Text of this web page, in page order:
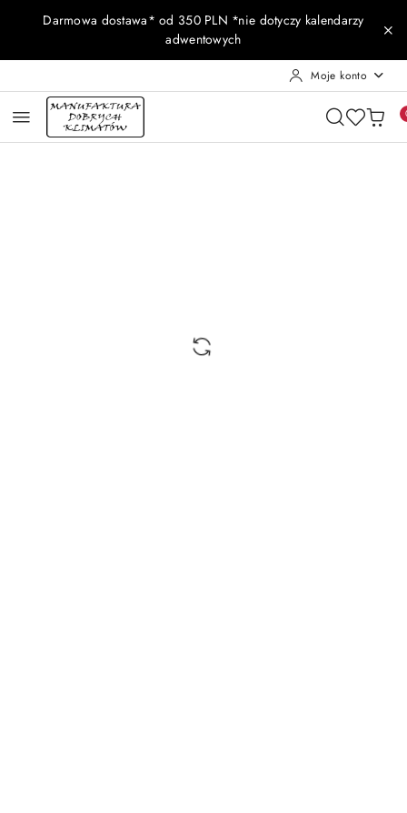
Przejdź do treści głównej
Przejdź do wyszukiwarki
Przejdź do moje konto
Przejdź do menu głównego
Przejdź do opisu produktu
Przejdź do stopki
Darmowa dostawa* od 350 PLN *nie dotyczy kalendarzy
adwentowych
Moje konto